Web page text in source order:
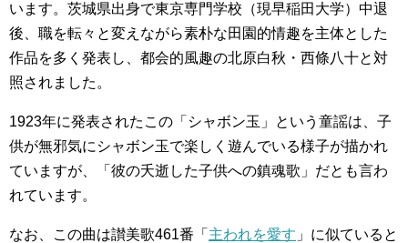
います。茨城県出身で東京専門学校（現早稲田大学）中退
後、職を転々と変えながら素朴な田園的情趣を主体とした
作品を多く発表し、都会的風趣の北原白秋・西條八十と対
照されました。
1923年に発表されたこの「シャボン玉」という童謡は、子
供が無邪気にシャボン玉で楽しく遊んでいる様子が描かれ
ていますが、「彼の夭逝した子供への鎮魂歌」だとも言わ
れています。
なお、この曲は讃美歌461番「 主われを愛す 」に似ていると